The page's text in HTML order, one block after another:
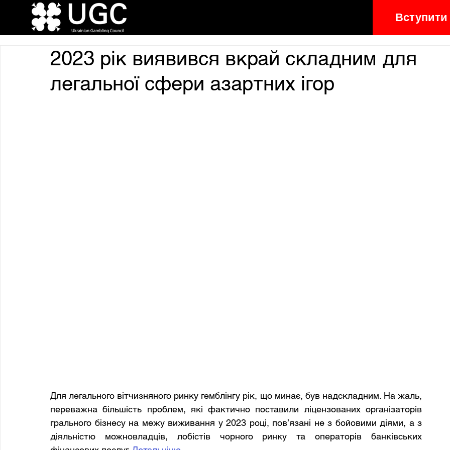
Вступити
2023 рік виявився вкрай складним для
легальної сфери азартних ігор
Для легального вітчизняного ринку гемблінгу рік, що минає, був надскладним. На жаль,
переважна більшість проблем, які фактично поставили ліцензованих організаторів
грального бізнесу на межу виживання у 2023 році, пов’язані не з бойовими діями, а з
діяльністю можновладців, лобістів чорного ринку та операторів банківських